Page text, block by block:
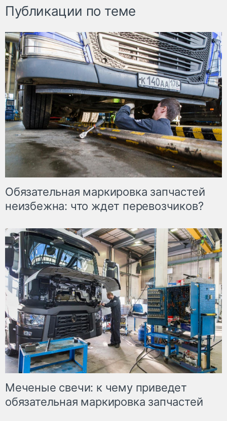
Публикации по теме
Обязательная маркировка запчастей
неизбежна: что ждет перевозчиков?
Меченые свечи: к чему приведет
обязательная маркировка запчастей